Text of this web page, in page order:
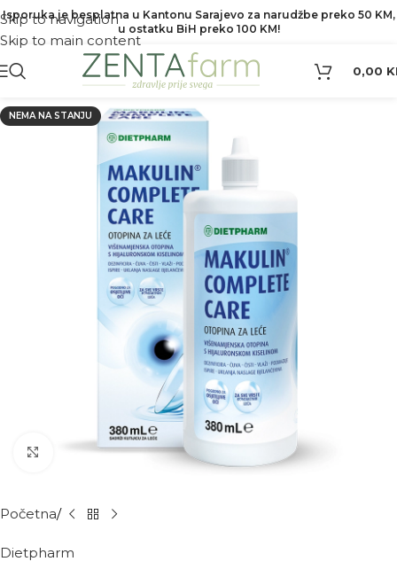
Skip to navigation
Skip to main content
Isporuka je besplatna u Kantonu Sarajevo za narudžbe preko 50 KM,
u ostatku BiH preko 100 KM!
0,00
NEMA NA STANJU
Kliknite za povećanje
Početna
Dietpharm